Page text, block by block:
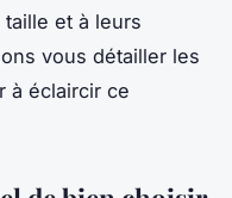
et à leurs
vous détailler les
à éclaircir ce